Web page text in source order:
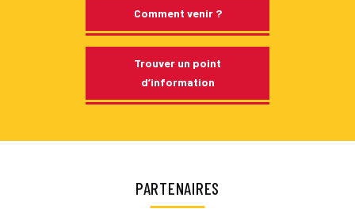
Comment venir ?
Trouver un point
d’information
PARTENAIRES